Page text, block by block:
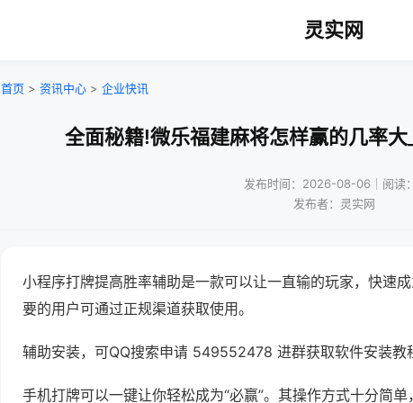
灵实网
首页 > 资讯中心 > 企业快讯
全面秘籍!微乐福建麻将怎样赢的几率
发布时间：2026-08-06｜阅读
发布者：灵实网
小程序打牌提高胜率辅助是一款可以让一直输的玩家，快速
要的用户可通过正规渠道获取使用。
辅助安装，可QQ搜索申请 549552478 进群获取软件安装教
手机打牌可以一键让你轻松成为“必赢”。其操作方式十分简